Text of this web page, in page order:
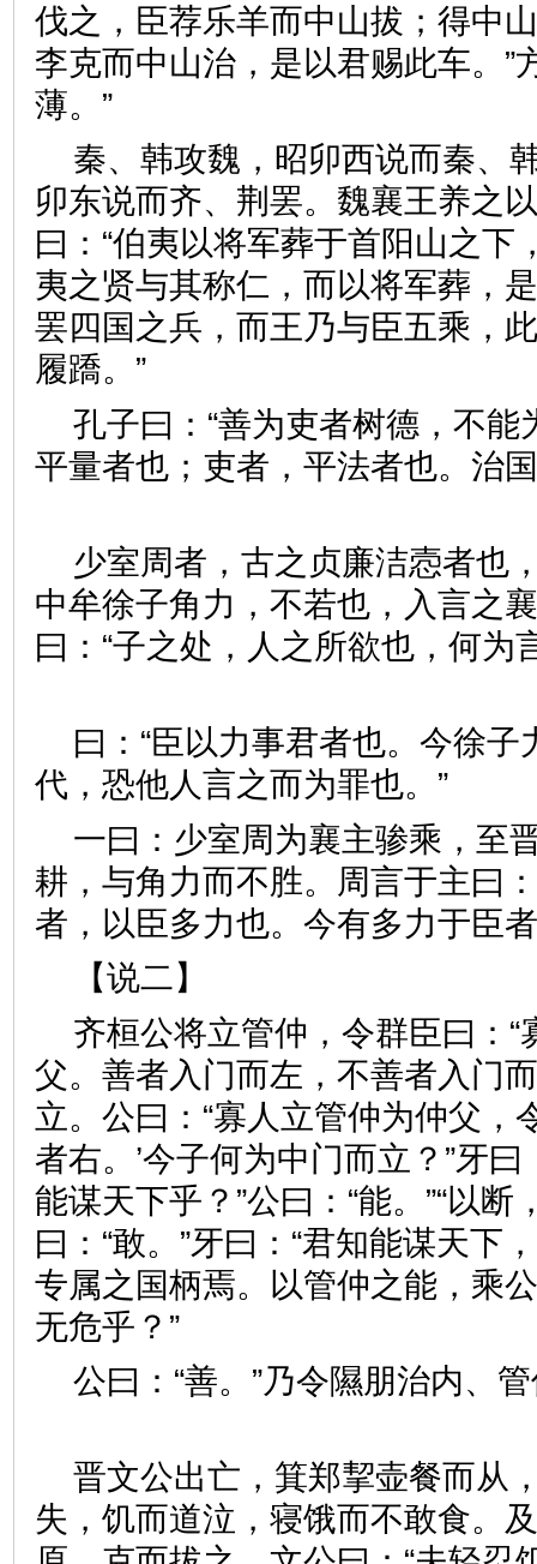
伐之，臣荐乐羊而中山拔；得中
李克而中山治，是以君赐此车。”
薄。”
秦、韩攻魏，昭卯西说而秦、
卯东说而齐、荆罢。魏襄王养之
曰：“伯夷以将军葬于首阳山之下
夷之贤与其称仁，而以将军葬，
罢四国之兵，而王乃与臣五乘，
履蹻。”
孔子曰：“善为吏者树德，不能
平量者也；吏者，平法者也。治
少室周者，古之贞廉洁悫者也
中牟徐子角力，不若也，入言之
曰：“子之处，人之所欲也，何
曰：“臣以力事君者也。今徐
代，恐他人言之而为罪也。”
一曰：少室周为襄主骖乘，至
耕，与角力而不胜。周言于主曰
者，以臣多力也。今有多力于
【说二】
齐桓公将立管仲，令群臣曰：“
父。善者入门而左，不善者入门
立。公曰：“寡人立管仲为仲父，
者右。’今子何为中门而立？”牙
能谋天下乎？”公曰：“能。”“以断
曰：“敢。”牙曰：“君知能谋天下
专属之国柄焉。以管仲之能，乘
无危乎？”
公曰：“善。”乃令隰朋治内
晋文公出亡，箕郑挈壶餐而从
失，饥而道泣，寝饿而不敢食。